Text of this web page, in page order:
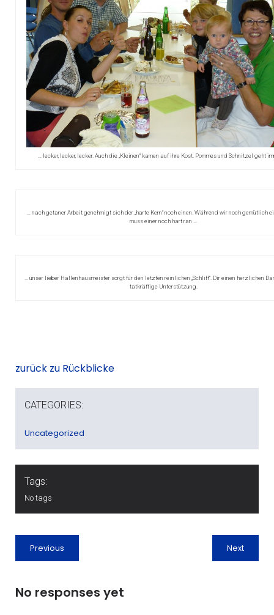
… lecker, lecker, lecker. Auch die „Kleinen“ kamen auf ihre Kost. Pommes und Schnitzel geht
… nach getaner Arbeit genehmigt sich der „harte Kern“ noch einen. Während wir noch gemütlich
muss einer noch hart ran …
… unser lieber Hallenhausmeister sorgt für den letzten reinlichen „Schliff“. Dir einen herzlichen
tatkräftige Unterstützung.
zurück zu Rückblicke
CATEGORIES:
Uncategorized
Tags:
No tags
Previous Next
No responses yet